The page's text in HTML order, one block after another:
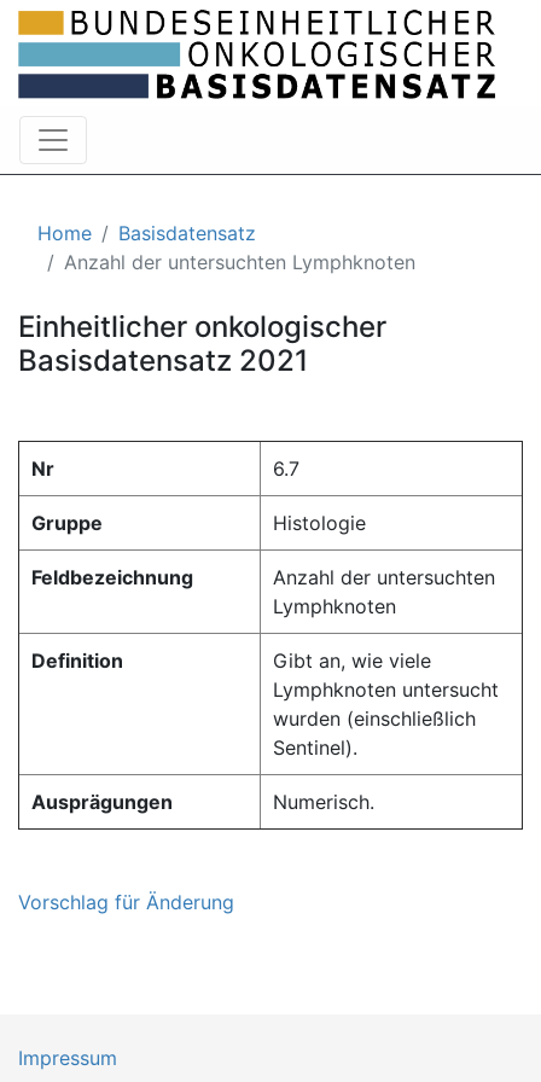
Home
Basisdatensatz
Anzahl der untersuchten Lymphknoten
Einheitlicher onkologischer
Basisdatensatz 2021
Nr 6.7
Gruppe Histologie
Feldbezeichnung
Anzahl der untersuchten
Lymphknoten
Definition
Gibt an, wie viele
Lymphknoten untersucht
wurden (einschließlich
Sentinel).
Ausprägungen Numerisch.
Vorschlag für Änderung
Impressum